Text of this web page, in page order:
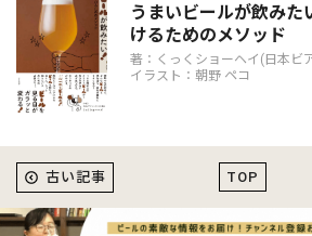
うまいビールが飲みた
けるためのメソッド
著：くっくショーヘイ(日本ビ
イラスト：朝野 ペコ
TOP
古い記事